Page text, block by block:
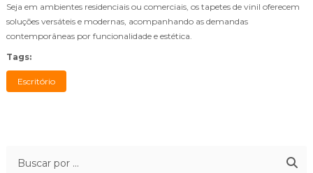
Seja em ambientes residenciais ou comerciais, os tapetes de vinil oferecem
soluções versáteis e modernas, acompanhando as demandas
contemporâneas por funcionalidade e estética.
Tags:
Escritório